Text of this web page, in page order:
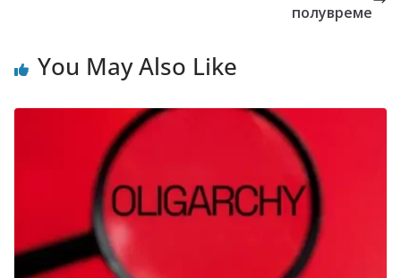
полувреме
You May Also Like